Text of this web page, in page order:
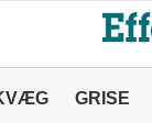
GRISE